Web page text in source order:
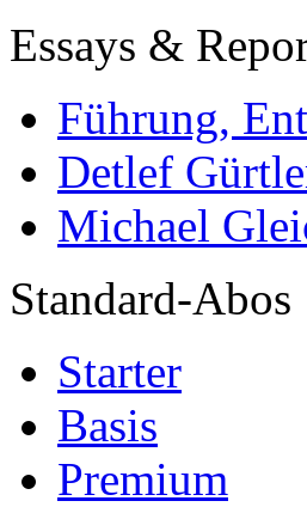
Essays &
Führung,
Detlef
Michael
Standard-Abos
Starter
Basis
Premium